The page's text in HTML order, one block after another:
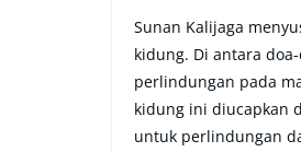
Sunan Kalijaga
kidung. Di antara
perlindungan pada
kidung ini diucapkan
untuk perlindungan